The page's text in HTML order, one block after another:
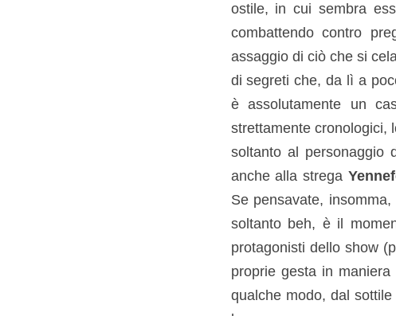
ostile, in cui sembra
combattendo contro
assaggio di ciò che si
di segreti che, da lì a
è assolutamente un
strettamente cronologici,
soltanto al personaggio
anche alla strega
Se pensavate,
soltanto beh, è il
protagonisti dello show
proprie gesta in
qualche modo, dal